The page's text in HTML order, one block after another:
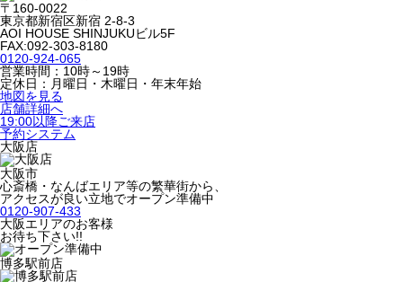
〒160-0022
東京都新宿区新宿 2-8-3
AOI HOUSE SHINJUKUビル5F
FAX:092-303-8180
0120-924-065
営業時間：10時～19時
定休日：月曜日・木曜日・年末年始
地図を見る
店舗詳細へ
19:00以降ご来店
予約システム
大阪店
大阪市
心斎橋・なんばエリア等の繁華街から、
アクセスが良い立地でオープン準備中
0120-907-433
大阪エリアのお客様
お待ち下さい!!
博多駅前店